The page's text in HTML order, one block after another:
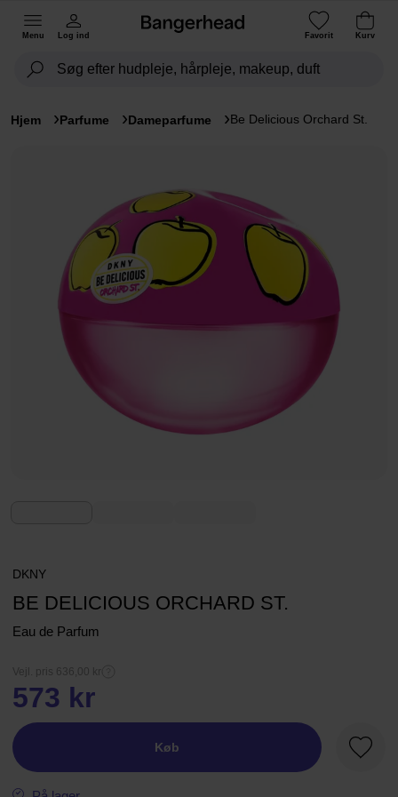
Menu Log ind Favorit Kurv
Hjem Parfume Dameparfume Be Delicious Orchard St.
DKNY
BE DELICIOUS ORCHARD ST.
Eau de Parfum
Vejl. pris 636,00 kr
573 kr
Køb